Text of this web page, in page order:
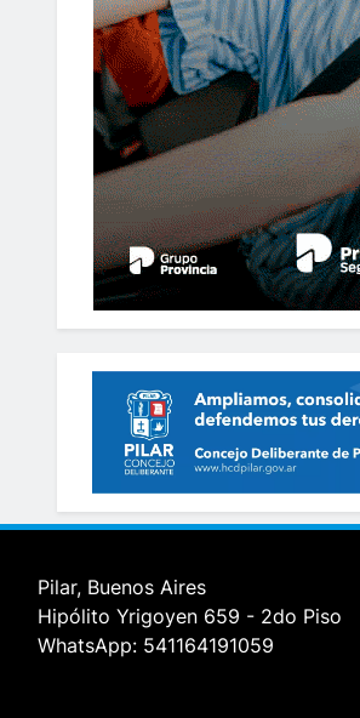
Pilar, Buenos Aires
Hipólito Yrigoyen 659 - 2do Piso
WhatsApp: 541164191059